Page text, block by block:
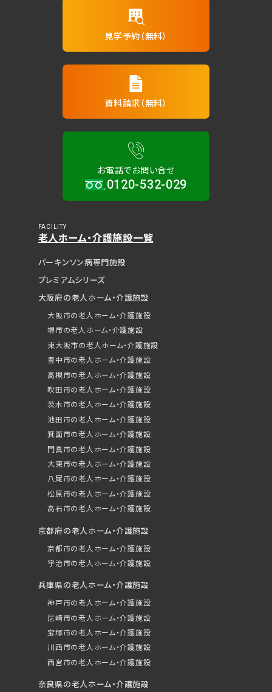
見学予約（無料）
資料請求（無料）
お電話でお問い合せ
0120-532-029
FACILITY
老人ホーム・介護施設一覧
パーキンソン病専門施設
プレミアムシリーズ
大阪府の老人ホーム・介護施設
大阪市の老人ホーム・介護施設
堺市の老人ホーム・介護施設
東大阪市の老人ホーム・介護施設
豊中市の老人ホーム・介護施設
高槻市の老人ホーム・介護施設
吹田市の老人ホーム・介護施設
茨木市の老人ホーム・介護施設
池田市の老人ホーム・介護施設
箕面市の老人ホーム・介護施設
門真市の老人ホーム・介護施設
大東市の老人ホーム・介護施設
八尾市の老人ホーム・介護施設
松原市の老人ホーム・介護施設
高石市の老人ホーム・介護施設
京都府の老人ホーム・介護施設
京都市の老人ホーム・介護施設
宇治市の老人ホーム・介護施設
兵庫県の老人ホーム・介護施設
神戸市の老人ホーム・介護施設
尼崎市の老人ホーム・介護施設
宝塚市の老人ホーム・介護施設
川西市の老人ホーム・介護施設
西宮市の老人ホーム・介護施設
奈良県の老人ホーム・介護施設